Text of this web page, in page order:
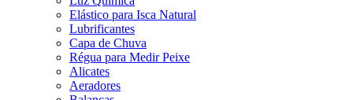
Elástico para Isca Natural
Lubrificantes
Capa de Chuva
Régua para Medir Peixe
Alicates
Aeradores